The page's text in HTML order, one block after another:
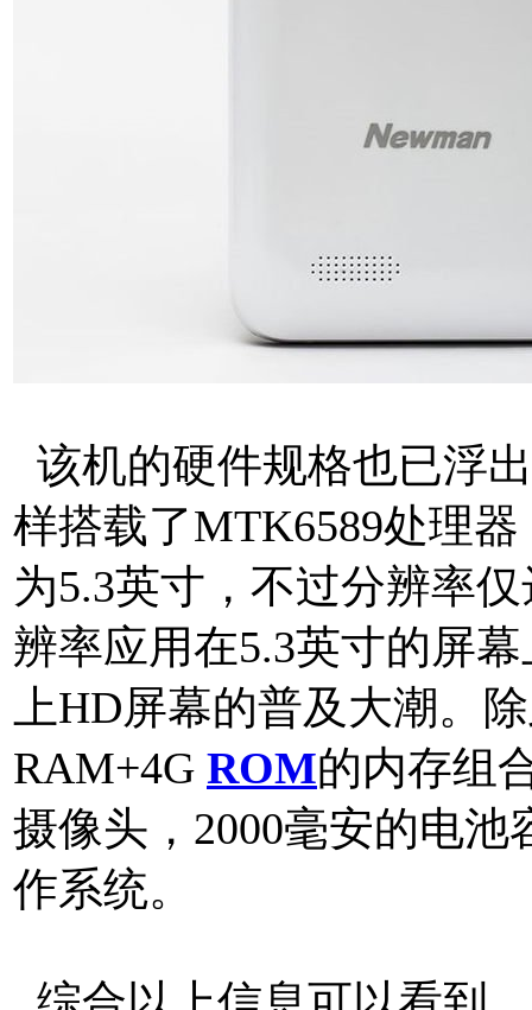
该机的硬件规格也已浮
样搭载了MTK6589处理
为5.3英寸，不过分辨率
辨率应用在5.3英寸的屏
上HD屏幕的普及大潮。
RAM+4G ROM的内存组
摄像头，2000毫安的电池
作系统。